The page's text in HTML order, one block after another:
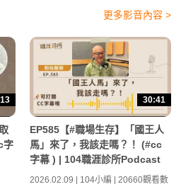
更多影音內容 >
字
30:41
EP585【#職場生存】「國王人
馬」來了，我該走嗎？！ (#cc
字幕 ) | 104職涯診所Podcast
2026.02.09 | 104小編 | 20660觀看數